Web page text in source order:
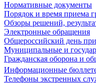
Нормативные документы
Порядок и время приема
Обзоры решений,
Электронные обращения
Общероссийский день
Муниципальные и
Гражданская оборона и
Информационные
Телефоны экстренных